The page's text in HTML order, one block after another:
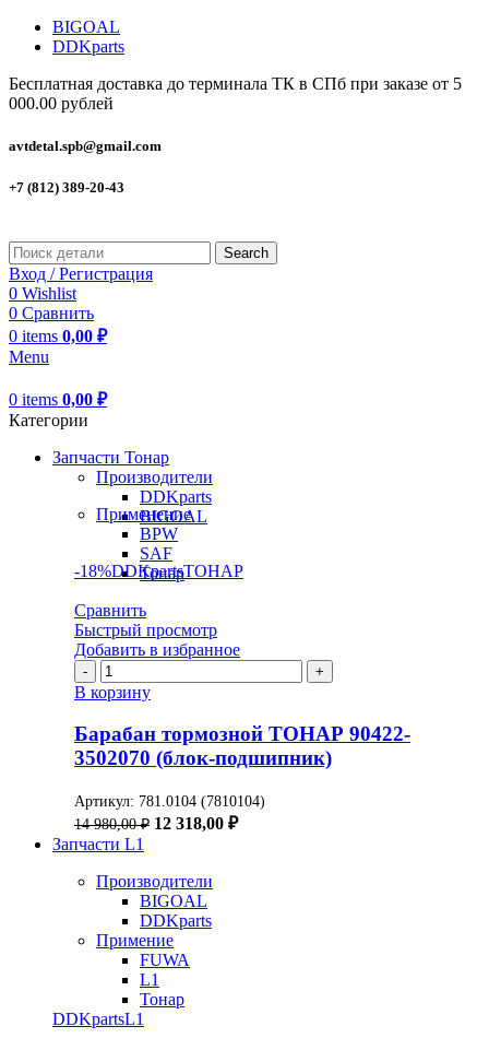
BIGOAL
DDKparts
Бесплатная доставка до терминала ТК в СПб при заказе от 5
000.00 рублей
avtdetal.spb@gmail.com
+7 (812) 389-20-43
Search
Вход / Регистрация
0 Wishlist
0 Сравнить
0 items 0,00 ₽
Menu
0 items 0,00 ₽
Категории
Запчасти Тонар
Производители
DDKparts
BIGOAL
Применение
BPW
SAF
Тонар
-18%DDKpartsТОНАР
Сравнить
Быстрый просмотр
Добавить в избранное
Количество
товара
Барабан
тормозной
ТОНАР
90422-
(блок-
подшипник)
В корзину
Барабан тормозной ТОНАР 90422-
3502070 (блок-подшипник)
Артикул: 781.0104 (7810104)
14 980,00₽ Первоначальная
14
980,00 ₽.
12 318,00 ₽Текущая
Запчасти L1
Производители
BIGOAL
DDKparts
Примение
FUWA
L1
Тонар
DDKpartsL1